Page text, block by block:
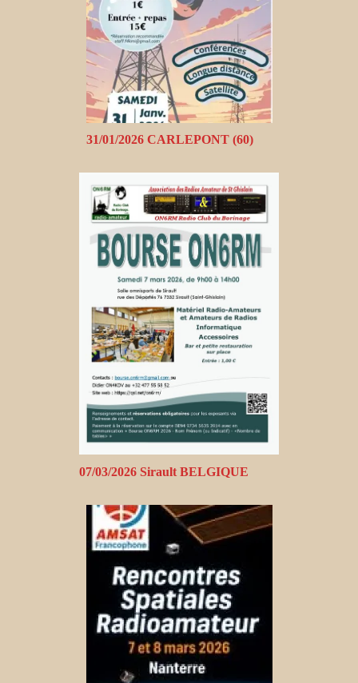
31/01/2026 CARLEPONT (60)
07/03/2026 Sirault BELGIQUE